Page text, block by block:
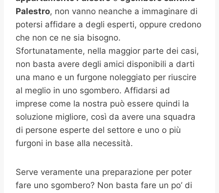
Palestro, non vanno neanche a immaginare di
potersi affidare a degli esperti, oppure credono
che non ce ne sia bisogno.
Sfortunatamente, nella maggior parte dei casi,
non basta avere degli amici disponibili a darti
una mano e un furgone noleggiato per riuscire
al meglio in uno sgombero. Affidarsi ad
imprese come la nostra può essere quindi la
soluzione migliore, così da avere una squadra
di persone esperte del settore e uno o più
furgoni in base alla necessità.
Serve veramente una preparazione per poter
fare uno sgombero? Non basta fare un po’ di